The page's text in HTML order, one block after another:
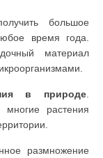
большое
время года.
материал
в природе
многие растения
размножение